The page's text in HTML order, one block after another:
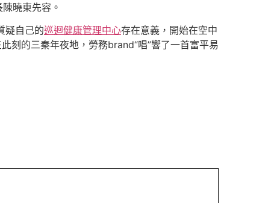
曉東先容。
疑自己的巡迴健康管理中心存在意義，開始在空中
刻的三秦年夜地，勞務brand“唱”響了一首富平易